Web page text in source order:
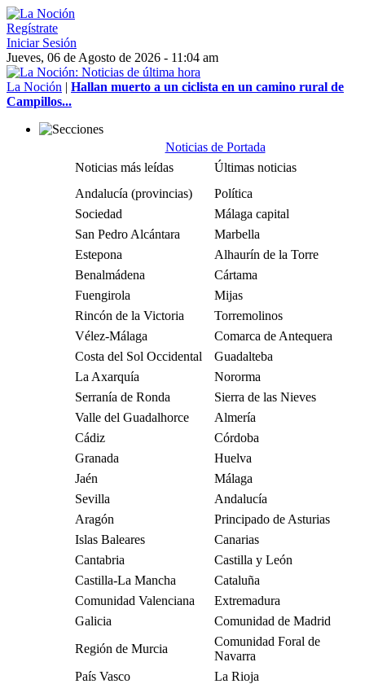
Regístrate
Iniciar Sesión
Jueves, 06 de Agosto de 2026 - 11:04 am
La Noción | Hallan muerto a un ciclista en un camino rural de
Campillos...
Noticias de Portada
Noticias más leídas
Últimas noticias
Andalucía (provincias)
Política
Sociedad
Málaga capital
San Pedro Alcántara
Marbella
Estepona
Alhaurín de la Torre
Benalmádena
Cártama
Fuengirola
Mijas
Rincón de la Victoria
Torremolinos
Vélez-Málaga
Comarca de Antequera
Costa del Sol Occidental
Guadalteba
La Axarquía
Nororma
Serranía de Ronda
Sierra de las Nieves
Valle del Guadalhorce
Almería
Cádiz
Córdoba
Granada
Huelva
Jaén
Málaga
Sevilla
Andalucía
Aragón
Principado de Asturias
Islas Baleares
Canarias
Cantabria
Castilla y León
Castilla-La Mancha
Cataluña
Comunidad Valenciana
Extremadura
Galicia
Comunidad de Madrid
Región de Murcia
Comunidad Foral de
Navarra
País Vasco
La Rioja